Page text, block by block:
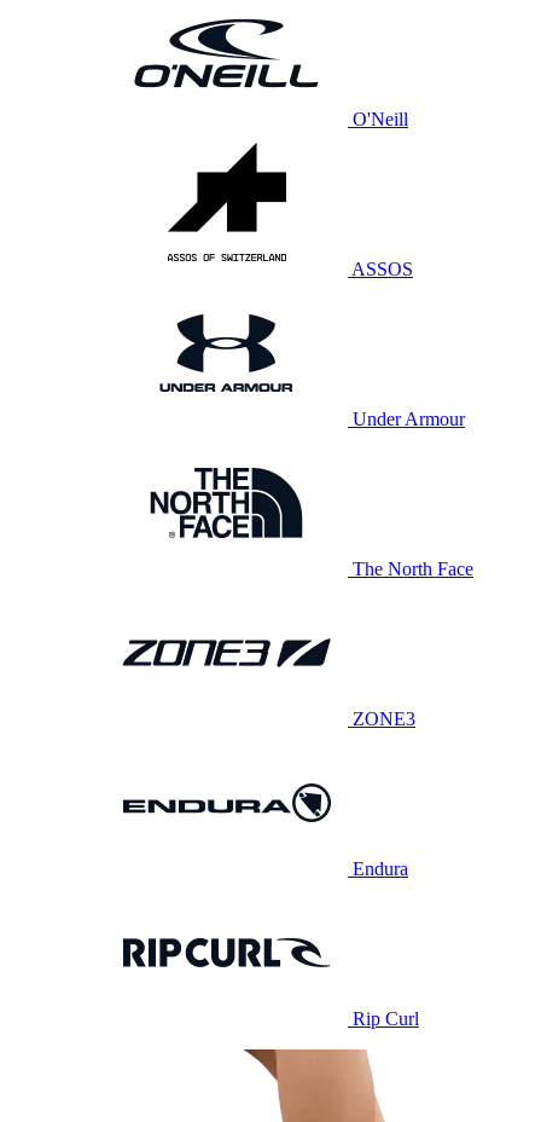
O'Neill
ASSOS
Under Armour
The North Face
ZONE3
Endura
Rip Curl